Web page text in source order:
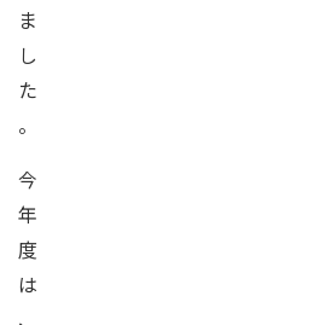
ま
し
た
。
今
年
度
は
、